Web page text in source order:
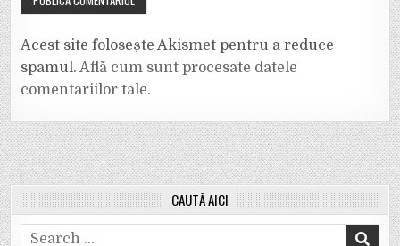
Acest site folosește Akismet pentru a reduce
spamul.Află cum sunt procesate datele
comentariilor tale.
CAUTĂ AICI
Search